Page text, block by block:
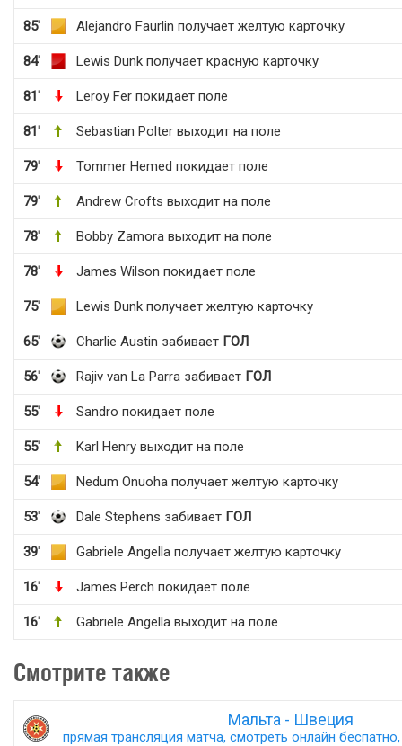
85' Alejandro Faurlin получает желтую карточку
84' Lewis Dunk получает красную карточку
81' Leroy Fer покидает поле
81' Sebastian Polter выходит на поле
79' Tommer Hemed покидает поле
79' Andrew Crofts выходит на поле
78' Bobby Zamora выходит на поле
78' James Wilson покидает поле
75' Lewis Dunk получает желтую карточку
65' Charlie Austin забивает ГОЛ
56' Rajiv van La Parra забивает ГОЛ
55' Sandro покидает поле
55' Karl Henry выходит на поле
54' Nedum Onuoha получает желтую карточку
53' Dale Stephens забивает ГОЛ
39' Gabriele Angella получает желтую карточку
16' James Perch покидает поле
16' Gabriele Angella выходит на поле
Смотрите также
Мальта - Швеция
прямая трансляция матча, смотреть онлайн